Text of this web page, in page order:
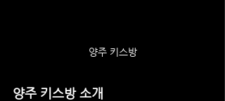
양주 키스방
양주 키스방 소개